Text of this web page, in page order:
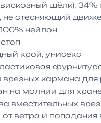
шёлк), 34%
стесняющий
нейлон
крой, унисекс
врезных кармана
на молнии для
вместительных
ветра и попадания